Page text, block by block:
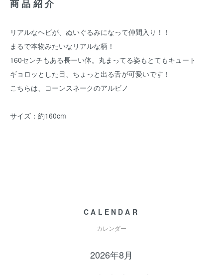
商品紹介
リアルなヘビが、ぬいぐるみになって仲間入り！！
まるで本物みたいなリアルな柄！
160センチもある長ーい体。丸まってる姿もとてもキュート
ギョロッとした目、ちょっと出る舌が可愛いです！
こちらは、コーンスネークのアルビノ
サイズ：約160cm
CALENDAR
カレンダー
2026年8月